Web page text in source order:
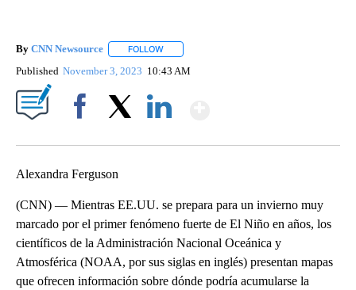
By CNN Newsource FOLLOW
Published November 3, 2023 10:43 AM
Alexandra Ferguson
(CNN) — Mientras EE.UU. se prepara para un invierno muy
marcado por el primer fenómeno fuerte de El Niño en años, los
científicos de la Administración Nacional Oceánica y
Atmosférica (NOAA, por sus siglas en inglés) presentan mapas
que ofrecen información sobre dónde podría acumularse la